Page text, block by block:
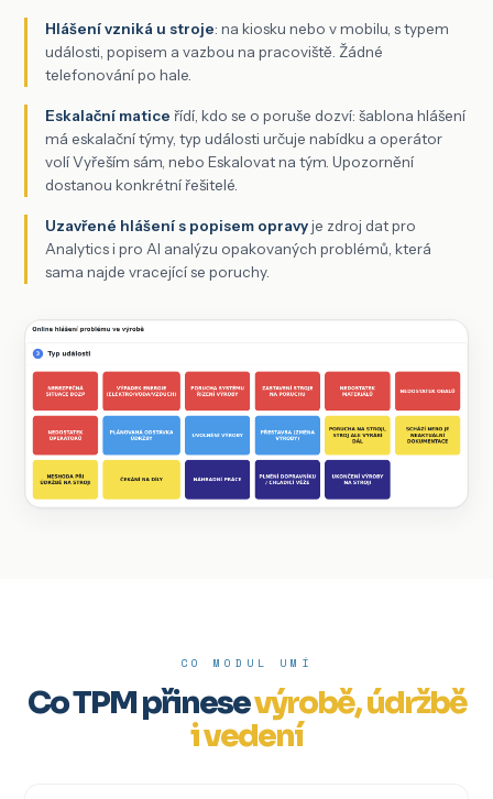
Hlášení vzniká u stroje: na kiosku nebo v mobilu, s typem
události, popisem a vazbou na pracoviště. Žádné
telefonování po hale.
Eskalační matice řídí, kdo se o poruše dozví: šablona hlášení
má eskalační týmy, typ události určuje nabídku a operátor
volí Vyřeším sám, nebo Eskalovat na tým. Upozornění
dostanou konkrétní řešitelé.
Uzavřené hlášení s popisem opravyje zdroj dat pro
Analytics i pro AI analýzu opakovaných problémů, která
sama najde vracející se poruchy.
CO MODUL UMÍ
Co TPM přinesevýrobě, údržbě
i vedení